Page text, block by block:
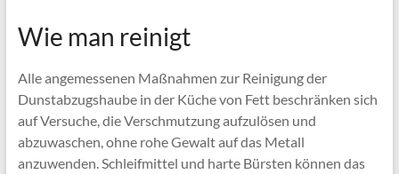
Wie man reinigt
Alle angemessenen Maßnahmen zur Reinigung der
Dunstabzugshaube in der Küche von Fett beschränken sich
auf Versuche, die Verschmutzung aufzulösen und
abzuwaschen, ohne rohe Gewalt auf das Metall
anzuwenden. Schleifmittel und harte Bürsten können das